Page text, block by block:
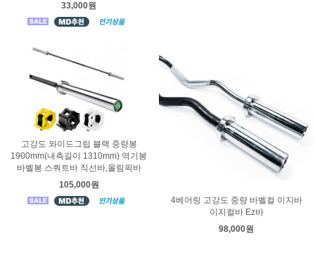
33,000원
고강도 와이드그립 블랙 중량봉
1900mm(내측길이 1310mm) 역기봉
바벨봉 스쿼트바 직선바,올림픽바
105,000원
4베어링 고강도 중량 바벨컬 이지바
이지컬바 Ez바
98,000원